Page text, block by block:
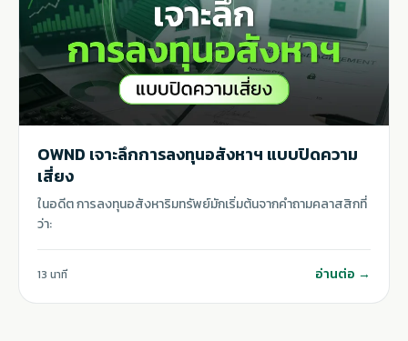
OWND เจาะลึกการลงทุนอสังหาฯ แบบปิดความ
เสี่ยง
ในอดีต การลงทุนอสังหาริมทรัพย์มักเริ่มต้นจากคำถามคลาสสิกที่
ว่า:
13 นาที อ่านต่อ →